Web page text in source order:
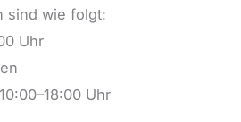
sind wie folgt:
Uhr
10:00–18:00 Uhr